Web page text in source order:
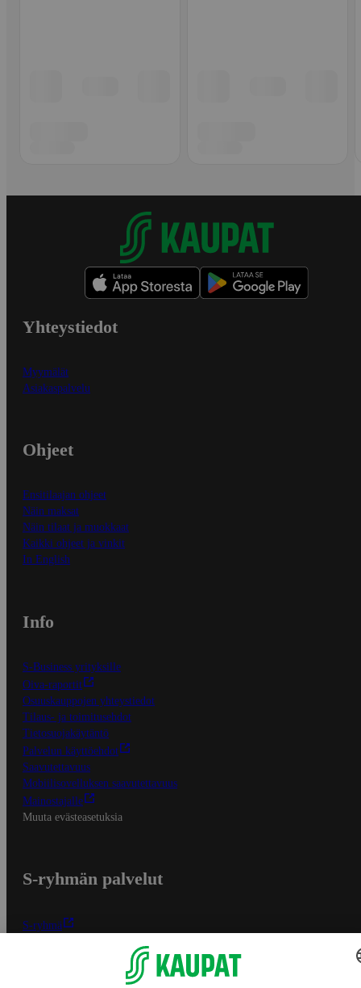
Yhteystiedot
Myymälät
Asiakaspalvelu
Ohjeet
Ensitilaajan ohjeet
Näin maksat
Näin tilaat ja muokkaat
Kaikki ohjeet ja vinkit
In English
Info
S-Business yrityksille
Oiva-raportit
Osuuskauppojen yhteystiedot
Tilaus- ja toimitusehdot
Tietosuojakäytäntö
Palvelun käyttöehdot
Saavutettavuus
Mobiilisovelluksen saavutettavuus
Mainostajalle
Muuta evästeasetuksia
S-ryhmän palvelut
S-ryhmä
Yhteishyvä Ruoka -sovellus